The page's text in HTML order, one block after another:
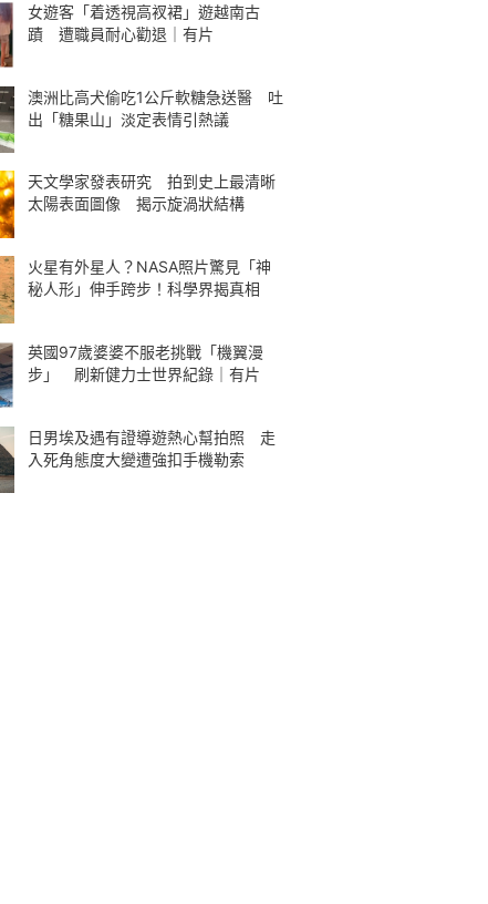
女遊客「着透視高衩裙」遊越南古
蹟 遭職員耐心勸退｜有片
澳洲比高犬偷吃1公斤軟糖急送醫 吐
出「糖果山」淡定表情引熱議
天文學家發表研究 拍到史上最清晰
太陽表面圖像 揭示旋渦狀結構
火星有外星人？NASA照片驚見「神
秘人形」伸手跨步！科學界揭真相
英國97歲婆婆不服老挑戰「機翼漫
步」 刷新健力士世界紀錄｜有片
日男埃及遇有證導遊熱心幫拍照 走
入死角態度大變遭強扣手機勒索